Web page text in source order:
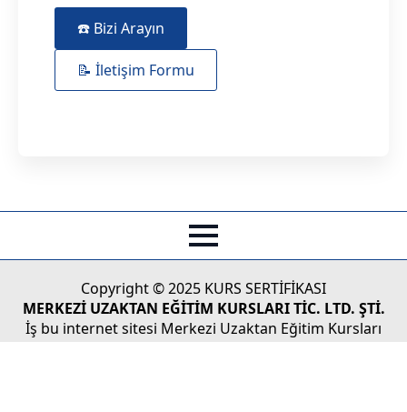
☎️ Bizi Arayın
📝 İletişim Formu
Copyright © 2025 KURS SERTİFİKASI
MERKEZİ UZAKTAN EĞİTİM KURSLARI TİC. LTD. ŞTİ.
İş bu internet sitesi Merkezi Uzaktan Eğitim Kursları